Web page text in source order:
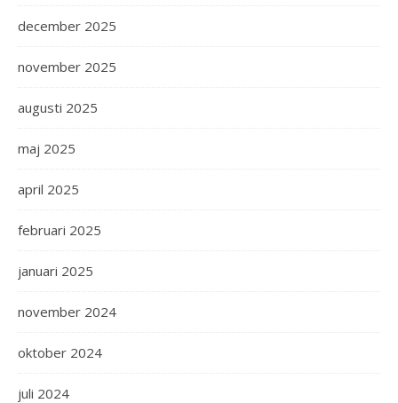
december 2025
november 2025
augusti 2025
maj 2025
april 2025
februari 2025
januari 2025
november 2024
oktober 2024
juli 2024